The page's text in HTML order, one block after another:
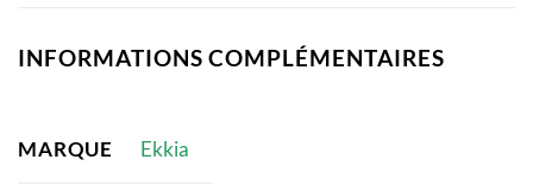
INFORMATIONS COMPLÉMENTAIRES
MARQUE Ekkia